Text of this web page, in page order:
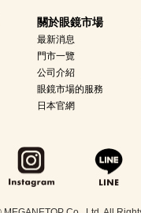
關於眼鏡市場
最新消息
門市一覽
公司介紹
眼鏡市場的服務
日本官網